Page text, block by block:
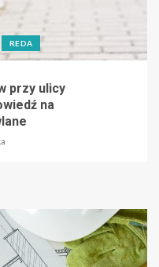
REDA
przy ulicy
na